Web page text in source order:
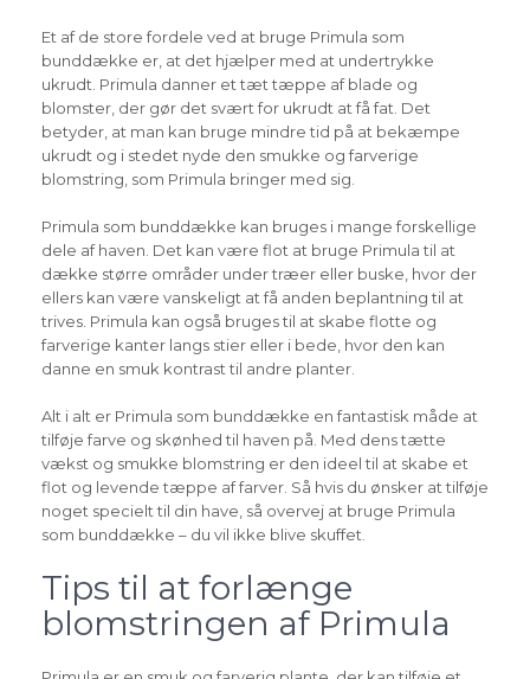
Et af de store fordele ved at bruge Primula som
bunddække er, at det hjælper med at undertrykke
ukrudt. Primula danner et tæt tæppe af blade og
blomster, der gør det svært for ukrudt at få fat. Det
betyder, at man kan bruge mindre tid på at bekæmpe
ukrudt og i stedet nyde den smukke og farverige
blomstring, som Primula bringer med sig.
Primula som bunddække kan bruges i mange forskellige
dele af haven. Det kan være flot at bruge Primula til at
dække større områder under træer eller buske, hvor der
ellers kan være vanskeligt at få anden beplantning til at
trives. Primula kan også bruges til at skabe flotte og
farverige kanter langs stier eller i bede, hvor den kan
danne en smuk kontrast til andre planter.
Alt i alt er Primula som bunddække en fantastisk måde at
tilføje farve og skønhed til haven på. Med dens tætte
vækst og smukke blomstring er den ideel til at skabe et
flot og levende tæppe af farver. Så hvis du ønsker at tilføje
noget specielt til din have, så overvej at bruge Primula
som bunddække – du vil ikke blive skuffet.
Tips til at forlænge
blomstringen af Primula